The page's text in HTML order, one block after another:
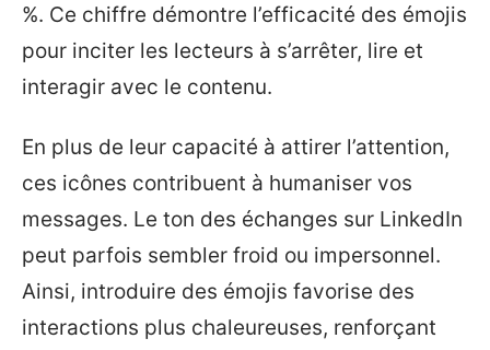
%. Ce chiffre démontre l’efficacité des émojis
pour inciter les lecteurs à s’arrêter, lire et
interagir avec le contenu.
En plus de leur capacité à attirer l’attention,
ces icônes contribuent à humaniser vos
messages. Le ton des échanges sur LinkedIn
peut parfois sembler froid ou impersonnel.
Ainsi, introduire des émojis favorise des
interactions plus chaleureuses, renforçant